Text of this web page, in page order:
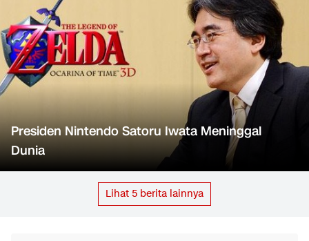
Presiden Nintendo Satoru Iwata Meninggal
Dunia
Lihat 5 berita lainnya